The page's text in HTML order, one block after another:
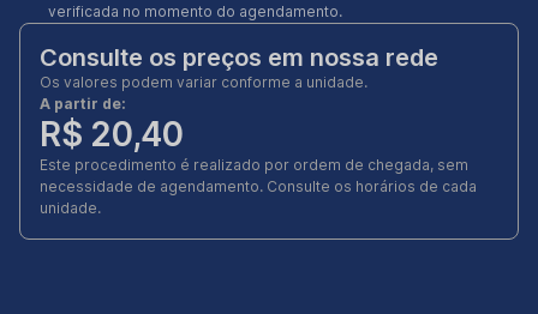
verificada no momento do agendamento.
Consulte os preços em nossa rede
Os valores podem variar conforme a unidade.
A partir de:
R$ 20,40
Este procedimento é realizado por ordem de chegada, sem
necessidade de agendamento. Consulte os horários de cada
unidade.